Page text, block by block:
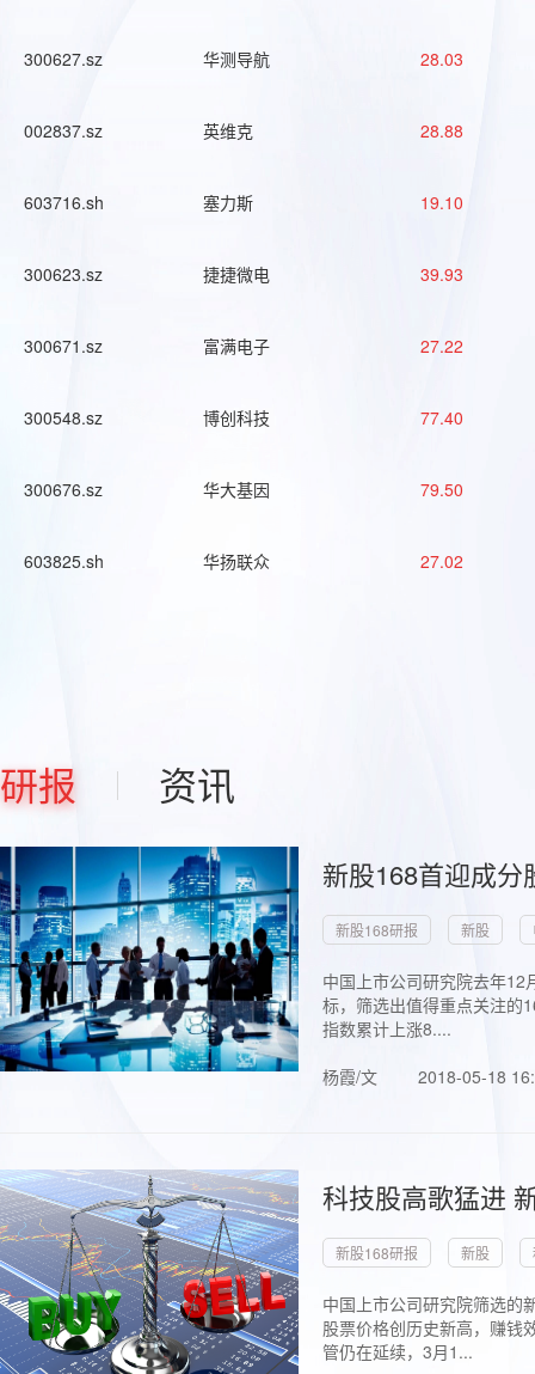
300627.sz 华测导航 28.03
002837.sz 英维克 28.88
603716.sh 塞力斯 19.10
300623.sz 捷捷微电 39.93
300671.sz 富满电子 27.22
300548.sz 博创科技 77.40
300676.sz 华大基因 79.50
603825.sh 华扬联众 27.02
研报 资讯
新股168首迎成
新股168研报 新股
中国上市公司研究院去年
标，筛选出值得重点关注的
指数累计上涨8....
杨霞/文
2018-05-18
科技股高歌猛进
新股168研报 新股
中国上市公司研究院筛选的
股票价格创历史新高，赚钱
管仍在延续，3月1...